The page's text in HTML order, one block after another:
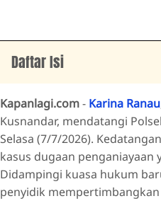
Daftar Isi
Datang Polsek untuk
Perkuat Laporan dengan
Karina Ranau Alami Kerugian
Kapanlagi.com- Karina Ranau
Kusnandar, mendatangi
Selasa (7/7/2026).
kasus dugaan penganiayaan
Didampingi kuasa hukum
penyidik